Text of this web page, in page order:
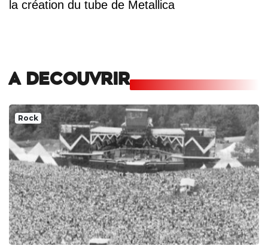
la création du tube de Metallica
A DECOUVRIR
Rock